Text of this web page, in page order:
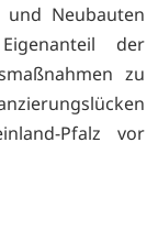
Neubauten
der
zu
Pfalz vor